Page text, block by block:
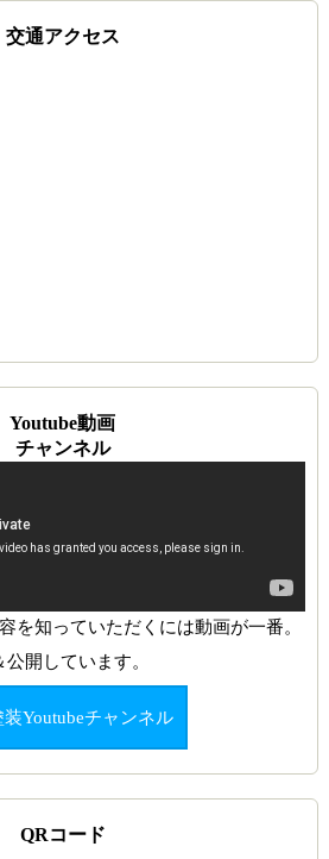
交通アクセス
Youtube動画
チャンネル
を知っていただくには動画が一番。
開しています。
装Youtubeチャンネル
QRコード